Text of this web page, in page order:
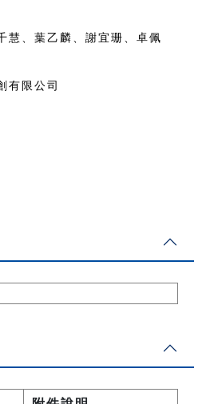
慧、葉乙麟、謝宜珊、卓佩
有限公司